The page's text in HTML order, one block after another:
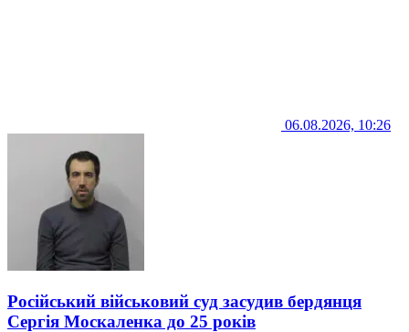
06.08.2026, 10:26
Російський військовий суд засудив бердянця
Сергія Москаленка до 25 років